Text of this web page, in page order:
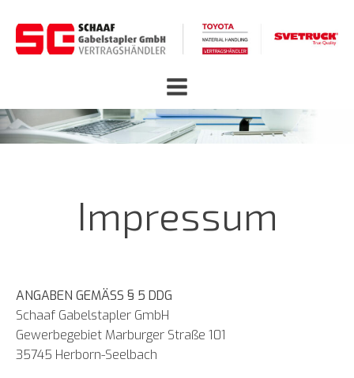
Impressum
ANGABEN GEMÄSS § 5 DDG
Schaaf Gabelstapler GmbH
Gewerbegebiet Marburger Straße 101
35745 Herborn-Seelbach